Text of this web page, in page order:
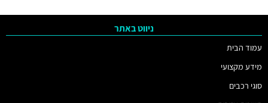
ניווט באתר
עמוד הבית
מידע מקצועי
סוגי רכבים